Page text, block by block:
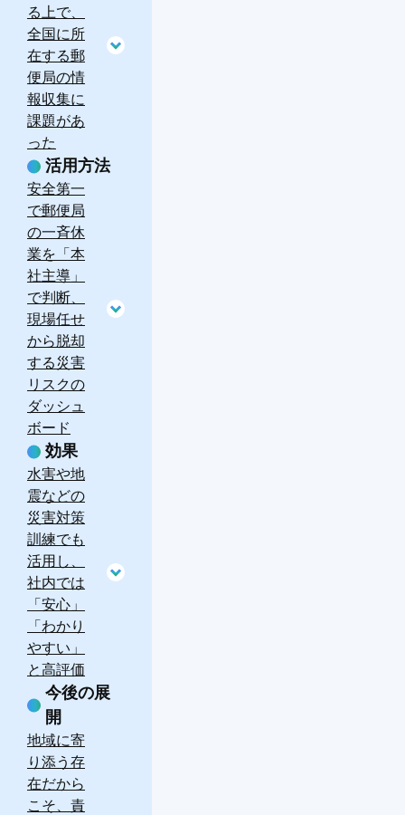
る上で、
全国に所
在する郵
便局の情
報収集に
課題があ
った
活用方法
安全第一
で郵便局
の一斉休
業を「本
社主導」
で判断、
現場任せ
から脱却
する災害
リスクの
ダッシュ
ボード
効果
水害や地
震などの
災害対策
訓練でも
活用し、
社内では
「安心」
「わかり
やすい」
と高評価
今後の展
開
地域に寄
り添う存
在だから
こそ、責